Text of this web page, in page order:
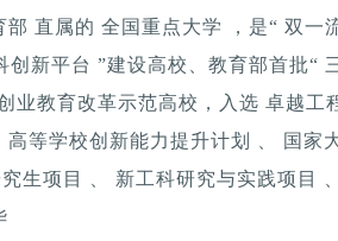
直属的 全国重点大学 ，是“ 双一
创新平台 ”建设高校、教育部首批“
业教育改革示范高校，入选 卓越工
等学校创新能力提升计划 、 国家
生项目 、 新工科研究与实践项目